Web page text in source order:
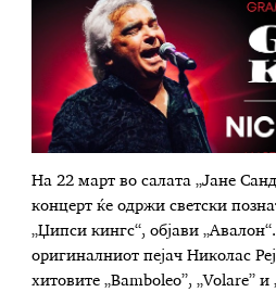
На 22 март во салата „Јане
концерт ќе одржи светски
„Џипси кингс“, објави
оригиналниот пејач Николас
хитовите „Bamboleo”, „Volare” и